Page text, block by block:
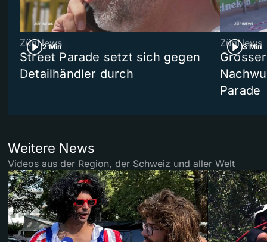
2 Min
ZüriNews
Street Parade setzt sich gegen
Detailhändler durch
3 Min
ZüriNews
Parade
Weitere News
Videos aus der Region, der Schweiz und aller Welt